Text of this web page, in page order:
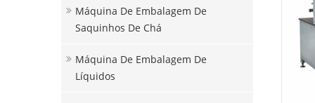
Máquina De Embalagem De
Saquinhos De Chá
Máquina De Embalagem De
Líquidos